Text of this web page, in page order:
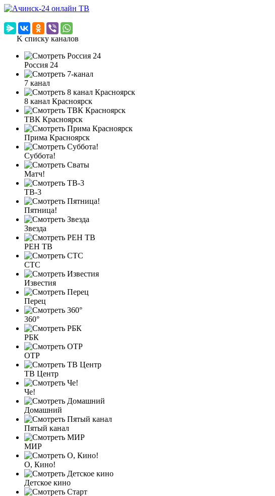
K списку каналов
Россия 24
7 канал
8 канал Красноярск
ТВК Красноярск
Прима Красноярск
Суббота!
Матч!
ТВ-3
Пятница!
Звезда
РЕН ТВ
СТС
Известия
Перец
360°
РБК
ОТР
ТВ Центр
Че!
Домашний
Пятый канал
МИР
О, Кино!
Детское кино